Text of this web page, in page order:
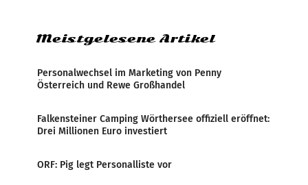
Meistgelesene Artikel
Personalwechsel im Marketing von Penny
Österreich und Rewe Großhandel
Falkensteiner Camping Wörthersee offiziell eröffnet:
Drei Millionen Euro investiert
ORF: Pig legt Personalliste vor